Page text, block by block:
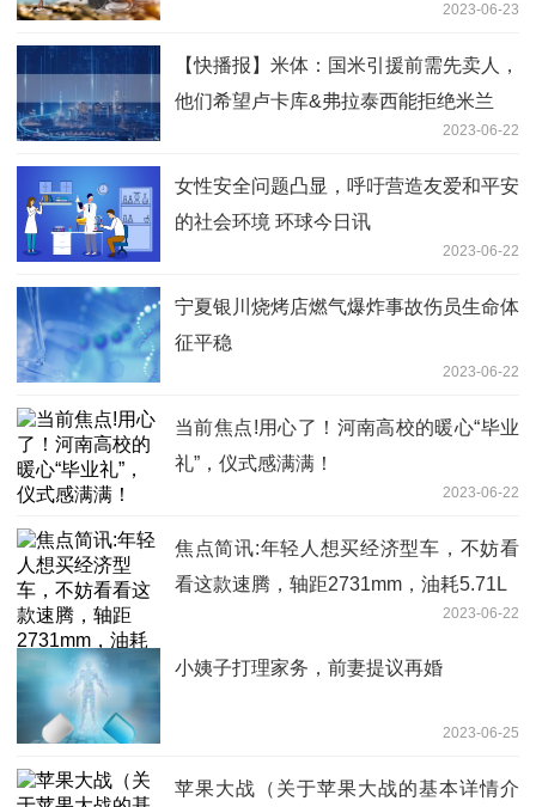
2023-06-23
【快播报】米体：国米引援前需先卖人，
他们希望卢卡库&弗拉泰西能拒绝米兰
2023-06-22
女性安全问题凸显，呼吁营造友爱和平安
的社会环境 环球今日讯
2023-06-22
宁夏银川烧烤店燃气爆炸事故伤员生命体
征平稳
2023-06-22
当前焦点!用心了！河南高校的暖心“毕业
礼”，仪式感满满！
2023-06-22
焦点简讯:年轻人想买经济型车，不妨看
看这款速腾，轴距2731mm，油耗5.71L
2023-06-22
小姨子打理家务，前妻提议再婚
2023-06-25
苹果大战（关于苹果大战的基本详情介